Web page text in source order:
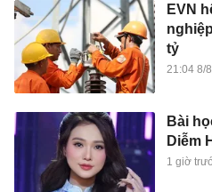
EVN
tỷ
21:04 8/
Bài
Diễm
1 giờ